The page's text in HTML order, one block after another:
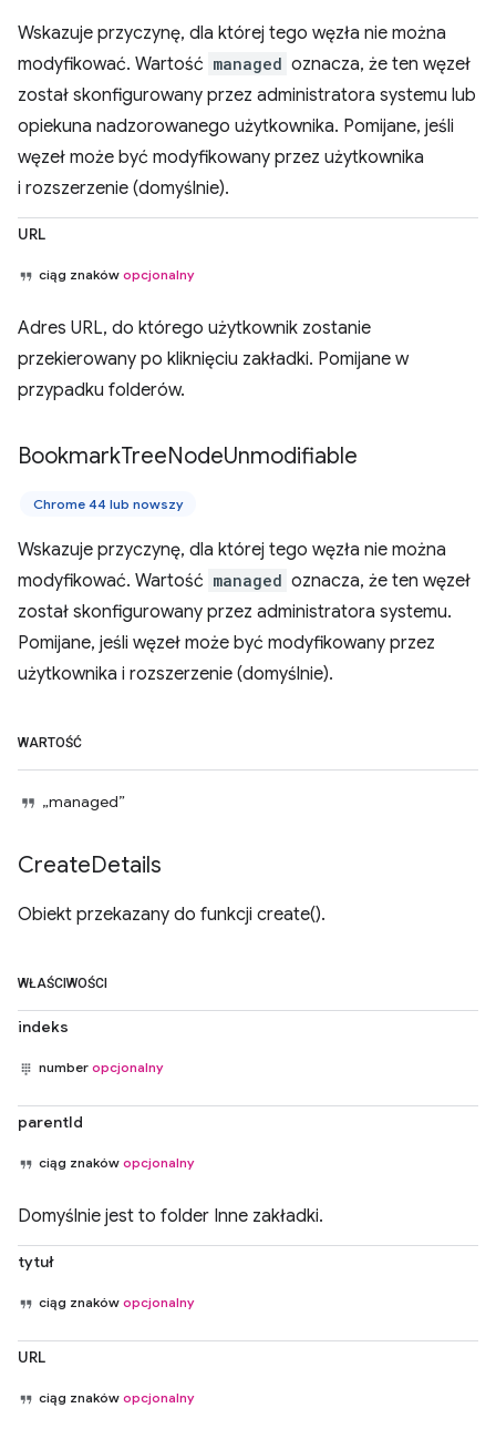
Wskazuje przyczynę, dla której tego węzła nie można
modyfikować. Wartość managed oznacza, że ten węzeł
został skonfigurowany przez administratora systemu lub
opiekuna nadzorowanego użytkownika. Pomijane, jeśli
węzeł może być modyfikowany przez użytkownika
i rozszerzenie (domyślnie).
URL
ciąg znaków opcjonalny
Adres URL, do którego użytkownik zostanie
przekierowany po kliknięciu zakładki. Pomijane w
przypadku folderów.
BookmarkTreeNodeUnmodifiable
Chrome 44 lub nowszy
Wskazuje przyczynę, dla której tego węzła nie można
modyfikować. Wartość managed oznacza, że ten węzeł
został skonfigurowany przez administratora systemu.
Pomijane, jeśli węzeł może być modyfikowany przez
użytkownika i rozszerzenie (domyślnie).
WARTOŚĆ
„managed”
CreateDetails
Obiekt przekazany do funkcji create().
WŁAŚCIWOŚCI
indeks
number opcjonalny
parentId
ciąg znaków opcjonalny
Domyślnie jest to folder Inne zakładki.
tytuł
ciąg znaków opcjonalny
URL
ciąg znaków opcjonalny